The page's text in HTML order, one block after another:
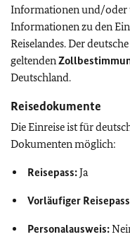
Informationen und/oder
Informationen zu den
Reiselandes. Der
geltenden
Deutschland.
Reisedokumente
Die Einreise ist für
Dokumenten möglich:
Reisepass:Ja
Vorläufiger
Personalausweis: